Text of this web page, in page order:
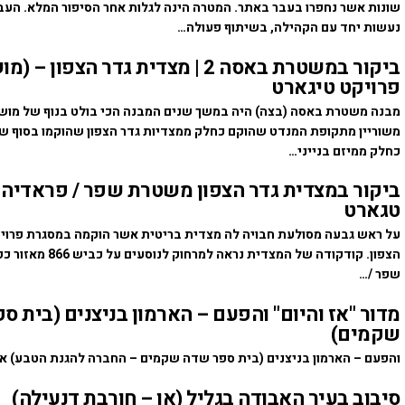
שונות אשר נחפרו בעבר באתר. המטרה הינה לגלות אחר הסיפור המלא.
נעשות יחד עם הקהילה, בשיתוף פעולה…
ביקור במשטרת באסה 2 | מצדית גדר
פרויקט טיגארט
מבנה משטרת באסה (בצה) היה במשך שנים המבנה הכי בולט בנוף של
משוריין מתקופת המנדט שהוקם כחלק ממצדיות גדר הצפון שהוקמו בסוף
כחלק ממיזם בנייני…
ביקור במצדית גדר הצפון משטרת שפר /
טגארט
על ראש גבעה מסולעת חבויה לה מצדית בריטית אשר הוקמה במסגרת
הצפון. קודקודה של
שפר /…
מדור "אז והיום" והפעם – הארמון בניצנים (בית
שקמים)
והפעם – הארמון בניצנים (בית ספר שדה שקמים – החברה להגנת הטבע)
סיבוב בעיר האבודה בגליל (או – חורבת דנעילה)